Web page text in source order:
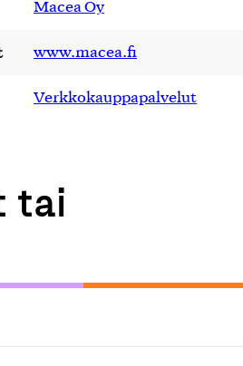
Macea Oy
www.macea.fi
Verkkokauppapalvelut
tai